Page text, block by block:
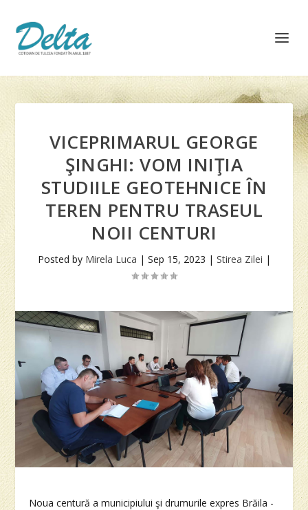
VICEPRIMARUL GEORGE
ŞINGHI: VOM INIŢIA
STUDIILE GEOTEHNICE ÎN
TEREN PENTRU TRASEUL
NOII CENTURI
Posted by Mirela Luca | Sep 15, 2023 | Stirea Zilei |
Noua centură a municipiului şi drumurile expres Brăila -